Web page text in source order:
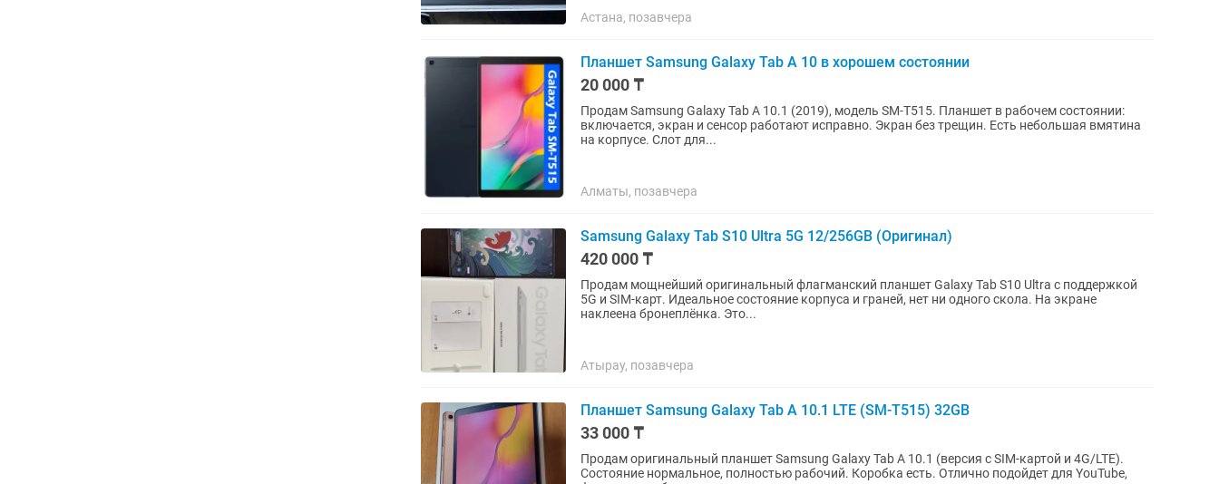
Астана, позавчера
Планшет Samsung Galaxy Tab A 10 в хорошем состоянии
20 000 ₸
Продам Samsung Galaxy Tab A 10.1 (2019), модель SM-T515. Планшет в рабочем состоянии:
включается, экран и сенсор работают исправно. Экран без трещин. Есть небольшая вмятина
на корпусе. Слот для...
Алматы, позавчера
Samsung Galaxy Tab S10 Ultra 5G 12/256GB (Оригинал)
420 000 ₸
Продам мощнейший оригинальный флагманский планшет Galaxy Tab S10 Ultra с поддержкой
5G и SIM-карт. Идеальное состояние корпуса и граней, нет ни одного скола. На экране
наклеена бронеплёнка. Это...
Атырау, позавчера
Планшет Samsung Galaxy Tab A 10.1 LTE (SM-T515) 32GB
33 000 ₸
Продам оригинальный планшет Samsung Galaxy Tab A 10.1 (версия с SIM-картой и 4G/LTE).
Состояние нормальное, полностью рабочий. Коробка есть. Отлично подойдет для YouTube,